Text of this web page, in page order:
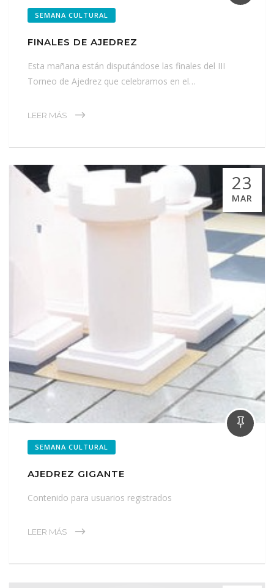
SEMANA CULTURAL
FINALES DE AJEDREZ
Esta mañana están disputándose las finales del III
Torneo de Ajedrez que celebramos en el…
LEER MÁS
23
MAR
SEMANA CULTURAL
AJEDREZ GIGANTE
Contenido para usuarios registrados
LEER MÁS